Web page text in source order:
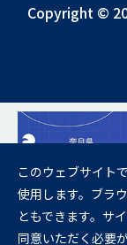
Copyright ©
飲酒は
妊娠中
ありま
このウェブサイト
使用します。ブラ
ともできます。サ
同意いただく必要